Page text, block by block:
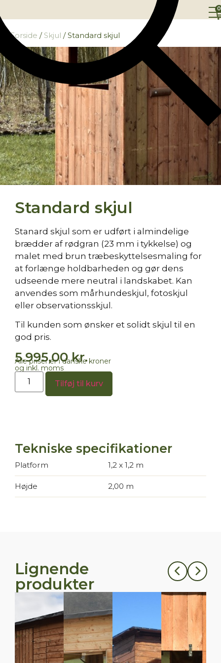
0
Forside / Skjul / Standard skjul
Standard skjul
Stanard skjul som er udført i almindelige
brædder af rødgran (23 mm i tykkelse) og
malet med brun træbeskyttelsesmaling for
at forlænge holdbarheden og gør dens
udseende mere neutral i landskabet. Kan
anvendes som mårhundeskjul, fotoskjul
eller observationsskjul.
Til kunden som ønsker et solidt skjul til en
god pris.
5.995,00kr.
Alle priser er i danske kroner
og inkl. moms
Tilføj til kurv
Tekniske specifikationer
Platform 1,2 x 1,2 m
Højde 2,00 m
Lignende
produkter